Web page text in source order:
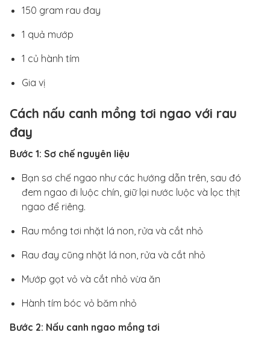
150 gram rau đay
1 quả mướp
1 củ hành tím
Gia vị
Cách nấu canh mồng tơi ngao với rau
đay
Bước 1: Sơ chế nguyên liệu
Bạn sơ chế ngao như các hướng dẫn trên, sau đó
đem ngao đi luộc chín, giữ lại nước luộc và lọc thịt
ngao để riêng.
Rau mồng tơi nhặt lá non, rửa và cắt nhỏ
Rau đay cũng nhặt lá non, rửa và cắt nhỏ
Mướp gọt vỏ và cắt nhỏ vừa ăn
Hành tím bóc vỏ băm nhỏ
Bước 2: Nấu canh ngao mồng tơi